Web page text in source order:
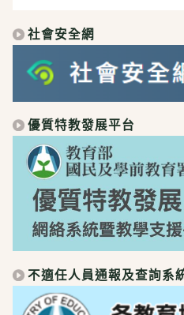
社會安全網
優質特教發展平台
不適任人員通報及查詢系